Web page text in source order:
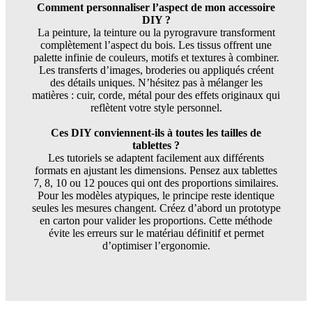
Comment personnaliser l’aspect de mon accessoire
DIY ?
La peinture, la teinture ou la pyrogravure transforment
complètement l’aspect du bois. Les tissus offrent une
palette infinie de couleurs, motifs et textures à combiner.
Les transferts d’images, broderies ou appliqués créent
des détails uniques. N’hésitez pas à mélanger les
matières : cuir, corde, métal pour des effets originaux qui
reflètent votre style personnel.
Ces DIY conviennent-ils à toutes les tailles de
tablettes ?
Les tutoriels se adaptent facilement aux différents
formats en ajustant les dimensions. Pensez aux tablettes
7, 8, 10 ou 12 pouces qui ont des proportions similaires.
Pour les modèles atypiques, le principe reste identique
seules les mesures changent. Créez d’abord un prototype
en carton pour valider les proportions. Cette méthode
évite les erreurs sur le matériau définitif et permet
d’optimiser l’ergonomie.